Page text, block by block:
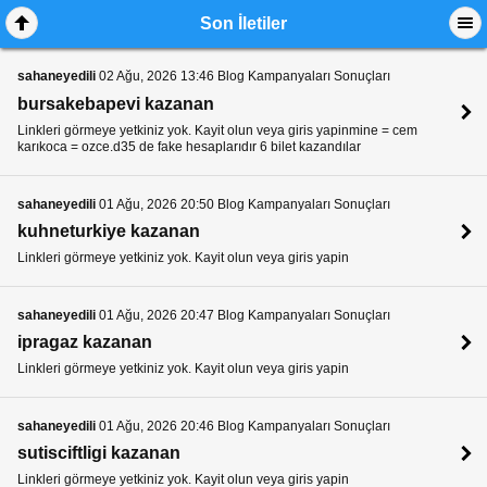
Son İletiler
sahaneyedili 02 Ağu, 2026 13:46 Blog Kampanyaları Sonuçları
bursakebapevi kazanan
Linkleri görmeye yetkiniz yok. Kayit olun veya giris yapinmine = cem
karıkoca = ozce.d35 de fake hesaplarıdır 6 bilet kazandılar
sahaneyedili 01 Ağu, 2026 20:50 Blog Kampanyaları Sonuçları
kuhneturkiye kazanan
Linkleri görmeye yetkiniz yok. Kayit olun veya giris yapin
sahaneyedili 01 Ağu, 2026 20:47 Blog Kampanyaları Sonuçları
ipragaz kazanan
Linkleri görmeye yetkiniz yok. Kayit olun veya giris yapin
sahaneyedili 01 Ağu, 2026 20:46 Blog Kampanyaları Sonuçları
sutisciftligi kazanan
Linkleri görmeye yetkiniz yok. Kayit olun veya giris yapin